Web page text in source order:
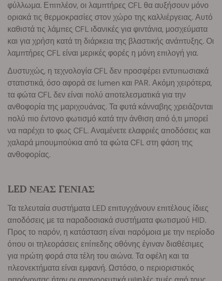
φύλλωμα. Επιπλέον, οι λαμπτήρες CFL θα αυξήσουν μόνο
οριακά τις θερμοκρασίες στον χώρο της καλλιέργειας. Αυτό
καθιστά τις λάμπες CFL ιδανικές για φιντάνια, μοσχεύματα
και για χρήση κατά τη διάρκεια της βλαστικής ανάπτυξης. Οι
λαμπτήρες CFL είναι μερικές φορές η μόνη επιλογή για.
Δυστυχώς, η τεχνολογία CFL δεν προσφέρει εντυπωσιακά
στατιστικά, όσο αφορά σε lumen και PAR. Ακόμη χειρότερα,
τα φώτα CFL δεν είναι πολύ αποτελεσματικά για την
ανθοφορία της μαριχουάνας. Τα φυτά κάνναβης χρειάζονται
πολύ πιο έντονο φωτισμό κατά την άνθιση από ό,τι μπορεί
να παρέχει το φως CFL. Αναμένετε ελαφριές αποδόσεις και
χαλαρά μπουμπούκια από τα φώτα CFL στη φάση της
ανθοφορίας.
LED ΝΕΑΣ ΓΕΝΙΑΣ
Τα τελευταία συστήματα LED επιτυγχάνουν επιτέλους ίδιες
αποδόσεις με τα παραδοσιακά συστήματα φωτισμού HID.
Προς το παρόν, η κατάσταση είναι παρόμοια με την περίοδο
όπου οι τηλεοράσεις επίπεδης οθόνης έγιναν διαθέσιμες
για πρώτη φορά στα τέλη του αιώνα. Τα οφέλη και τα
πλεονεκτήματα είναι εμφανή. Ωστόσο, ο περιοριστικός